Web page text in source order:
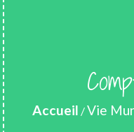
Accueil /Vie